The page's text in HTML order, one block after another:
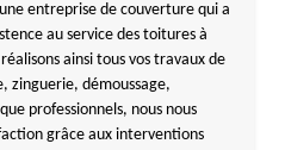
une entreprise de couverture qui a
au service des toitures à
ainsi tous vos travaux de
zinguerie, démoussage,
professionnels, nous nous
grâce aux interventions